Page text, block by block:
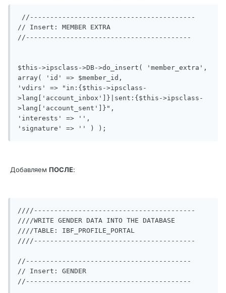
// Insert: MEMBER EXTRA
//-----------------------------------------
$this->ipsclass->DB->do_insert( 'member_extra',
array( 'id' => $member_id,
'vdirs' => "in:{$this->ipsclass-
>lang['account_inbox']}|sent:{$this->ipsclass-
>lang['account_sent']}",
'interests' => '',
'signature' => '' ) );
Добавляем ПОСЛЕ:
////----------------------------------------
////WRITE GENDER DATA INTO THE DATABASE
////TABLE: IBF_PROFILE_PORTAL
////----------------------------------------
//-----------------------------------------
// Insert: GENDER
//-----------------------------------------